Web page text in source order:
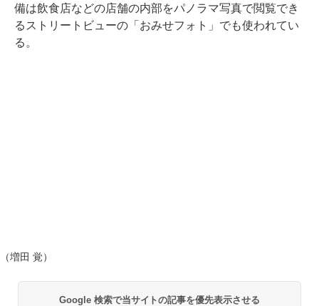
備は飲食店などの店舗の内部をパノラマ写真で閲覧でき
るストリートビューの「おみせフォト」でも使われてい
る。
（増田 覚）
Google 検索で当サイトの記事を優先表示させる